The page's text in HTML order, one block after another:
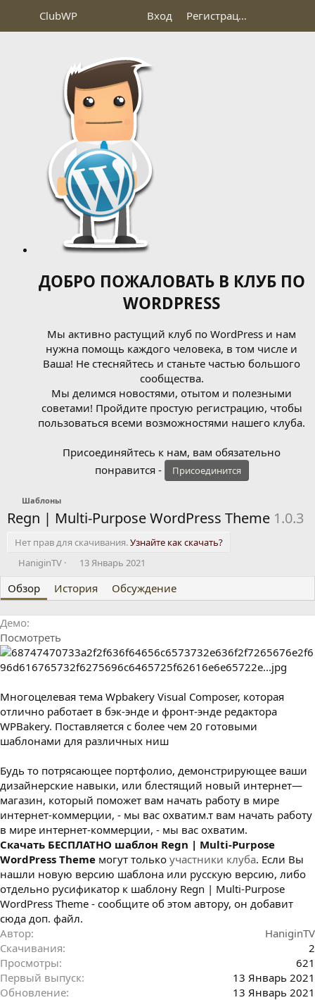
ClubWP Вход Регистрация
ДОБРО ПОЖАЛОВАТЬ В КЛУБ ПО
WORDPRESS
Мы активно растущий клуб по WordPress и нам
нужна помощь каждого человека, в том числе и
Ваша! Не стесняйтесь и станьте частью большого
сообщества.
Мы делимся новостями, отытом и полезными
советами! Пройдите простую регистрацию, чтобы
пользоваться всеми возможностями нашего клуба.
Присоединяйтесь к нам, вам обязательно
понравится -
Присоединится
Шаблоны
Regn | Multi-Purpose WordPress Theme 1.0.3
Нет прав для скачивания.Узнайте как скачать?
А
т
о
р
HaniginTV
Д
т
а
с
д
а
я
13 Январь 2021
Обзор История Обсуждение
Демо
Посмотреть
Многоцелевая тема Wpbakery Visual Composer, которая
отлично работает в бэк-энде и фронт-энде редактора
WPBakery. Поставляется с более чем 20 готовыми
шаблонами для различных ниш
Будь то потрясающее портфолио, демонстрирующее ваши
дизайнерские навыки, или блестящий новый интернет—
магазин, который поможет вам начать работу в мире
интернет-коммерции, - мы вас охватим.т вам начать работу
в мире интернет-коммерции, - мы вас охватим.
Cкачать БЕСПЛАТНО шаблон Regn | Multi-Purpose
WordPress Theme могут только участники клуба. Если Вы
нашли новую версию шаблона или русскую версию, либо
отдельно русификатор к шаблону Regn | Multi-Purpose
WordPress Theme - сообщите об этом автору, он добавит
сюда доп. файл.
Автор
HaniginTV
Скачивания
2
Просмотры
621
Первый выпуск
13 Январь 2021
Обновление
13 Январь 2021